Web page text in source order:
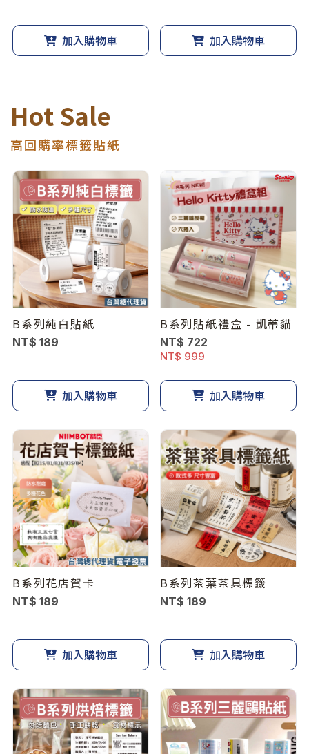
加入購物車 加入購物車
Hot Sale
高回購率標籤貼紙
B系列純白貼紙
NT$ 189
加入購物車
B系列貼紙禮盒 - 凱蒂貓
NT$ 722
NT$ 999
加入購物車
B系列花店賀卡
NT$ 189
加入購物車
B系列茶葉茶具標籤
NT$ 189
加入購物車